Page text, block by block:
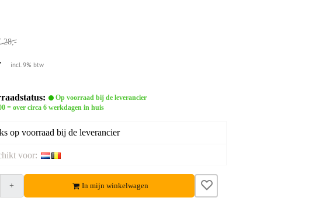
28,-
incl. 9% btw
Op voorraad bij de leverancier
= over circa 6 werkdagen in huis
op voorraad bij de leverancier
voor:
+ In mijn winkelwagen